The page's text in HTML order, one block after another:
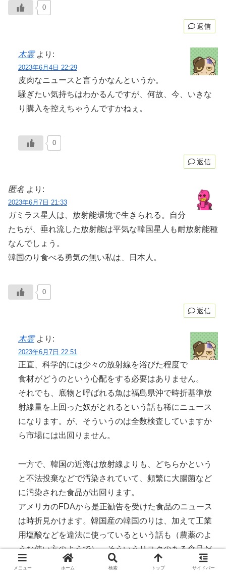
0
返信
木霊 より:
2023年6月4日 22:29
皮肉なニュースと言うかなんというか。
騒ぎたい気持ちはわかるんですが、何故、今、いきな
り購入を控えちゃうんですかねぇ。
0
返信
匿名 より:
2023年6月7日 21:33
ガミラス星人は、放射能環境で生きられる。自分
たちが、垂れ流した放射能は平気な韓国星人も耐放射能種
なんでしょう。
韓国のり食べる勇気の無い私は、日本人。
0
返信
木霊 より:
2023年6月7日 22:51
正直、科学的には少々の放射線を浴びた程度で
食材がどうのという心配をする必要はありません。
それでも、底物と呼ばれる魚は福島県沖で時折基準放
射線量を上回った奴がとれるという話も稀にニュース
になります。が、そういうのは全数検査していますか
ら市場には出回りません。
一方で、韓国の近海は放射線よりも、どちらかという
と不法投棄などで汚染されていて、頻繁に大腸菌など
に汚染された食品が出回ります。
アメリカのFDAから是正勧告を受けた食品のニュース
は時折見かけます。韓国産の韓国のりは、加えて工業
用塩酸などを違法に使っているという話も（農薬のよ
うな使い方のようで）。そういうリスクのある食品だ
と、そのように認識していますよ。
メニュー ホーム 検索 トップ サイドバー